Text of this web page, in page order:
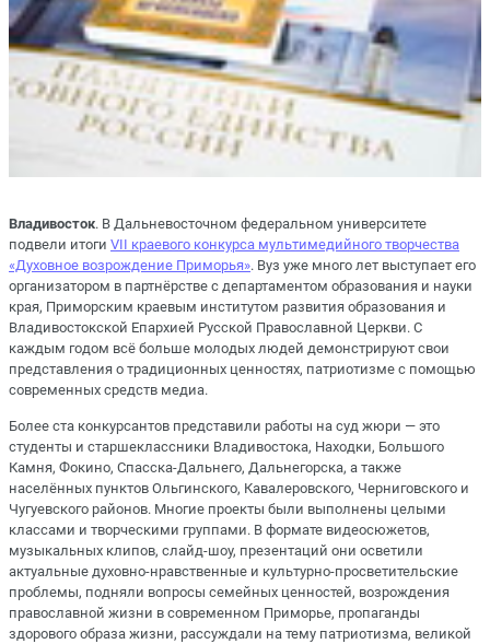
Владивосток. В Дальневосточном федеральном университете
подвели итоги VII краевого конкурса мультимедийного творчества
«Духовное возрождение Приморья». Вуз уже много лет выступает его
организатором в партнёрстве с департаментом образования и науки
края, Приморским краевым институтом развития образования и
Владивостокской Епархией Русской Православной Церкви. С
каждым годом всё больше молодых людей демонстрируют свои
представления о традиционных ценностях, патриотизме с помощью
современных средств медиа.
Более ста конкурсантов представили работы на суд жюри — это
студенты и старшеклассники Владивостока, Находки, Большого
Камня, Фокино, Спасска-Дальнего, Дальнегорска, а также
населённых пунктов Ольгинского, Кавалеровского, Черниговского и
Чугуевского районов. Многие проекты были выполнены целыми
классами и творческими группами. В формате видеосюжетов,
музыкальных клипов, слайд-шоу, презентаций они осветили
актуальные духовно-нравственные и культурно-просветительские
проблемы, подняли вопросы семейных ценностей, возрождения
православной жизни в современном Приморье, пропаганды
здорового образа жизни, рассуждали на тему патриотизма, великой